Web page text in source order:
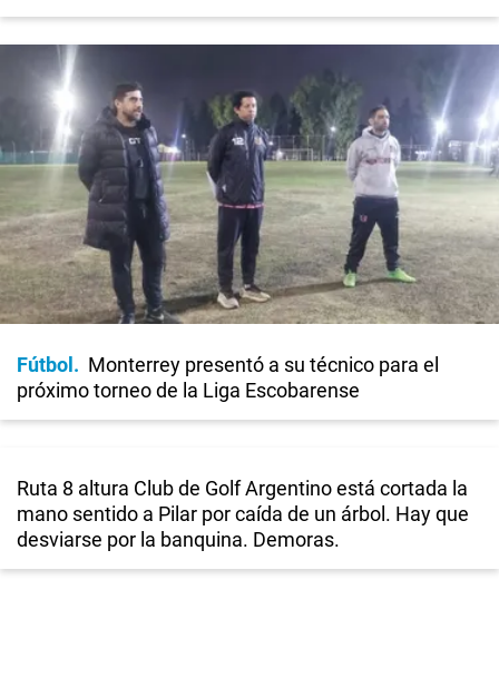
Fútbol
Monterrey presentó a su técnico para el
próximo torneo de la Liga Escobarense
Ruta 8 altura Club de Golf Argentino está cortada la
mano sentido a Pilar por caída de un árbol. Hay que
desviarse por la banquina. Demoras.